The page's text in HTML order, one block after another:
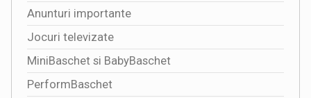
Anunturi importante
Jocuri televizate
MiniBaschet si BabyBaschet
PerformBaschet